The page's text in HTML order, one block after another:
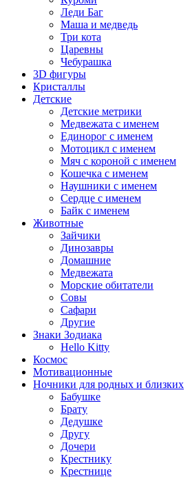
Леди Баг
Маша и медведь
Три кота
Царевны
Чебурашка
3D фигуры
Кристаллы
Детские
Детские метрики
Медвежата с именем
Единорог с именем
Мотоцикл с именем
Мяч с короной с именем
Кошечка с именем
Наушники с именем
Сердце с именем
Байк с именем
Животные
Зайчики
Динозавры
Домашние
Медвежата
Морские обитатели
Совы
Сафари
Другие
Знаки Зодиака
Hello Kitty
Космос
Мотивационные
Ночники для родных и близких
Бабушке
Брату
Дедушке
Другу
Дочери
Крестнику
Крестнице